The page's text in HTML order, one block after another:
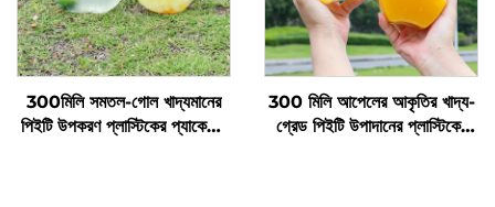
300মিলি সমতল-গোল খাদ্যমানের
পিইটি উপকরণ প্লাস্টিকের প্যাকেজিং
300 মিলি আপেলের আকৃতির খাদ্য-
গ্রেড পিইটি উপাদানের প্লাস্টিকের